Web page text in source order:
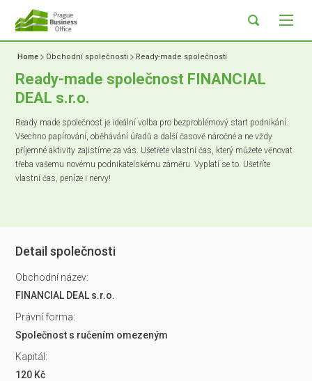
Home Obchodní společnosti Ready-made společnosti
Ready-made společnost FINANCIAL
DEAL s.r.o.
Ready made společnost je ideální volba pro bezproblémový start podnikání.
Všechno papírování, oběhávání úřadů a další časově náročné a ne vždy
příjemné aktivity zajistíme za vás. Ušetřete vlastní čas, který můžete věnovat
třeba vašemu novému podnikatelskému záměru. Vyplatí se to. Ušetříte
vlastní čas, peníze i nervy!
Detail společnosti
Obchodní název:
FINANCIAL DEAL s.r.o.
Právní forma:
Společnost s ručením omezeným
Kapitál:
120 Kč